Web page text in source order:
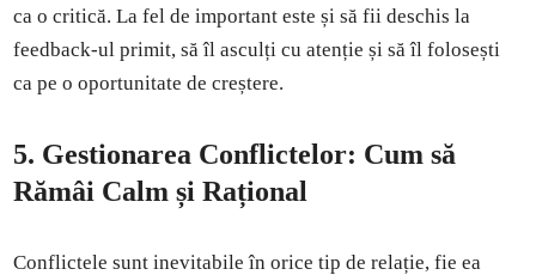
ca o critică. La fel de important este și să fii deschis la
feedback-ul primit, să îl asculți cu atenție și să îl folosești
ca pe o oportunitate de creștere.
5. Gestionarea Conflictelor: Cum să
Rămâi Calm și Rațional
Conflictele sunt inevitabile în orice tip de relație, fie ea